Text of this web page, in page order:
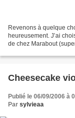
Revenons à quelque
heureusement. J’ai
de chez Marabout
Cheesecake
Publié le 06/09/2006 à
Par sylvieaa